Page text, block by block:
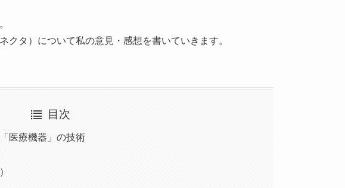
クタ）について私の意見・感想を書いていきます。
目次
医療機器」の技術